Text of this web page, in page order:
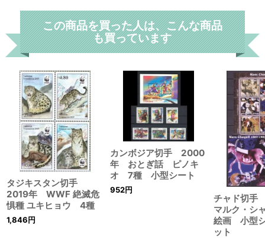
この商品を買った人は、こんな商品
も買っています
タジキスタン切手
2019年 WWF 絶滅危
惧種 ユキヒョウ 4種
1,846円
カンボジア切手 2000
年 おとぎ話 ピノキ
オ 7種 小型シート
952円
チャド切
マルク・
絵画 小型
ット